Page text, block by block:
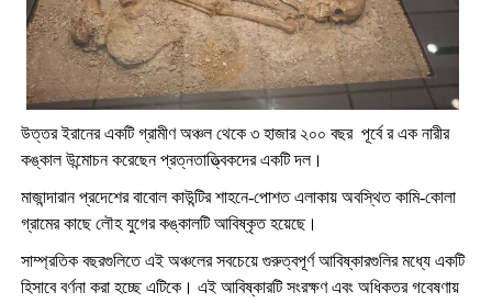
উত্তর ইরানের একটি গ্রামীণ অঞ্চল থেকে ৩ হাজার ২০০ বছর পূর্বে র এক নারীর
কঙ্কাল উন্মোচন করেছেন প্রত্নতাত্ত্বিকদের একটি দল।
মাজান্দারান প্রদেশের বাবোল কাউন্টির শাহনে-পোশত এলাকায় অবস্থিত কামি-কোলা
গ্রামের কাছে লৌহ যুগের কঙ্কালটি আবিষ্কৃত হয়েছে।
সাম্প্রতিক বছরগুলিতে এই অঞ্চলের সবচেয়ে গুরুত্বপূর্ণ আবিষ্কারগুলির মধ্যে একটি
হিসাবে বর্ণনা করা হচ্ছে এটিকে। এই আবিষ্কারটি সংরক্ষণ এবং অধিকতর গবেষণায়